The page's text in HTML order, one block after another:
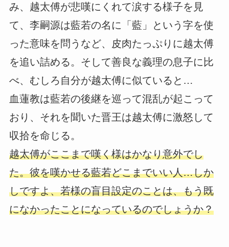
み、越太傅が悲嘆にくれて涙する様子を見
て、李嗣源は藍若の名に「藍」という字を使
った意味を問うなど、皮肉たっぷりに越太傅
を追い詰める。そして善良な義理の息子に比
べ、むしろ自分が越太傅に似ていると…
血蓮教は藍若の後継を巡って混乱が起こって
おり、それを聞いた晋王は越太傅に激怒して
収拾を命じる。
越太傅がここまで嘆く様はかなり意外でし
た。彼を嘆かせる藍若どこまでいい人…しか
しですよ、若様の盲目設定のことは、もう既
になかったことになっているのでしょうか？